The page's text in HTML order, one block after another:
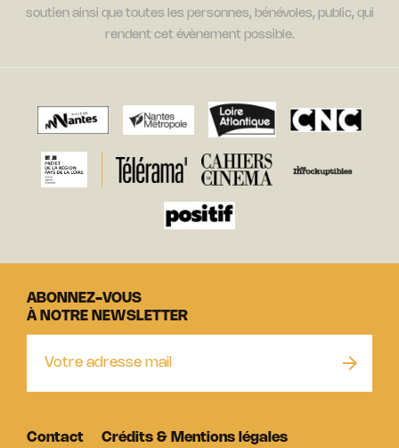
soutien ainsi que toutes les personnes, bénévoles, public, qui
rendent cet évènement possible.
ABONNEZ-VOUS
À NOTRE NEWSLETTER
Contact Crédits & Mentions légales